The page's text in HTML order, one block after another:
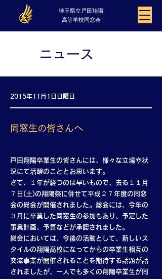
埼玉県立​戸田翔陽
高等学校同窓会
ニュース
2015年11月1日日曜日
同窓生の皆さんへ
戸田翔陽卒業生の皆さんには、様々な立場や状
況にて活躍のこととお思います。
さて、１年が経つのは早いもので、去る１１月
７日(土)の翔陽祭に併せて平成２７年度の同窓
会の総会が開催されました。総会には、今年の
３月に卒業した同窓生の参加もあり、予定した
事業計画、予算などが承認されました。
総会においては、今後の活動として、新しいス
タイルの翔陽高校になってからの卒業生相互の
交流事業が開催されることを期待する話題が話
されましたが、一人でも多くの翔陽卒業生が同